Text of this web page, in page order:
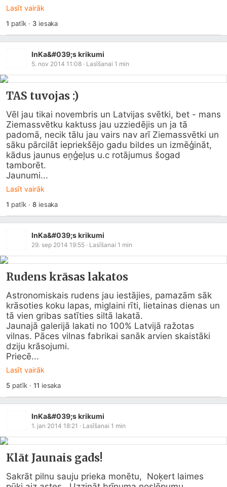
Lasīt vairāk
1 patīk · 3iesaka
InKa&#039;s krikumi
5. nov 2014 11:08 · Lasīšanai 1 min
TAS tuvojas :)
Vēl jau tikai novembris un Latvijas svētki, bet - mans
Ziemassvētku kaktuss jau uzziedējis un ja tā
padomā, necik tālu jau vairs nav arī Ziemassvētki un
sāku pārcilāt iepriekšējo gadu bildes un izmēģināt,
kādus jaunus eņģeļus u.c rotājumus šogad
tamborēt.
Jaunumi...
Lasīt vairāk
1 patīk ·8iesaka
InKa&#039;s krikumi
29. sep 2014 19:55 · Lasīšanai 1 min
Rudens krāsas lakatos
Astronomiskais rudens jau iestājies, pamazām sāk
krāsoties koku lapas, miglaini rīti, lietainas dienas un
tā vien gribas satīties siltā lakatā.
Jaunajā galerijā lakati no 100% Latvijā ražotas
vilnas. Pāces vilnas fabrikai sanāk arvien skaistāki
dziju krāsojumi.
Priecē...
Lasīt vairāk
5patīk ·11 iesaka
InKa&#039;s krikumi
1. jan 2014 18:21 · Lasīšanai 1 min
Klāt Jaunais gads!
Sakrāt pilnu sauju prieka monētu,  Noķert laimes